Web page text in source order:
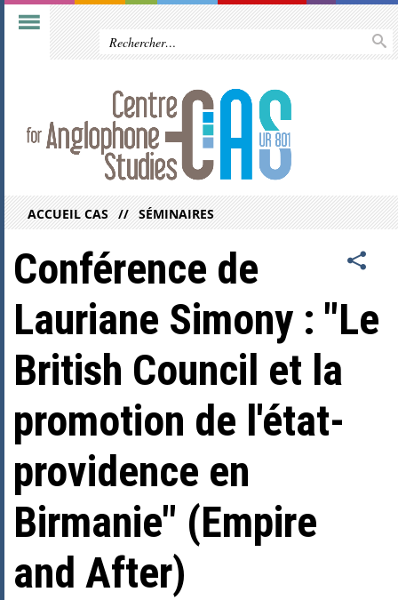
ACCUEIL CAS SÉMINAIRES
Conférence de
Lauriane Simony : "Le
British Council et la
promotion de l'état-
providence en
Birmanie" (Empire
and After)